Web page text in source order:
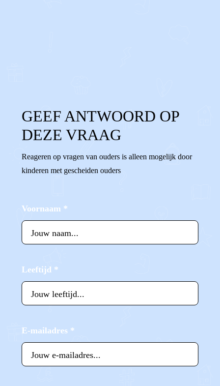
GEEF ANTWOORD OP
DEZE VRAAG
Reageren op vragen van ouders is alleen mogelijk door
kinderen met gescheiden ouders
Voornaam *
Leeftijd *
E-mailadres *